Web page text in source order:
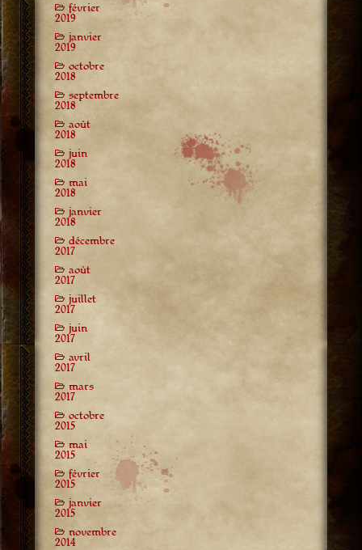
février
2019
janvier
2019
octobre
2018
septembre
2018
août
2018
juin
2018
mai
2018
janvier
2018
décembre
2017
août
2017
juillet
2017
juin
2017
avril
2017
mars
2017
octobre
2015
mai
2015
février
2015
janvier
2015
novembre
2014